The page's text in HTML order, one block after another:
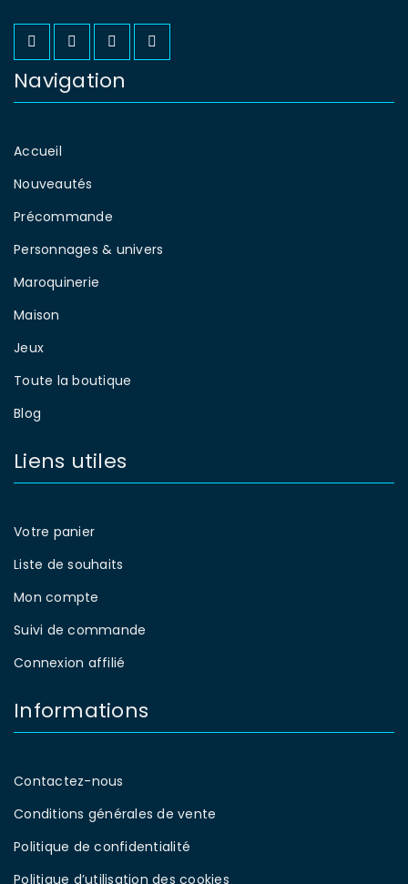
Navigation
Accueil
Nouveautés
Précommande
Personnages & univers
Maroquinerie
Maison
Jeux
Toute la boutique
Blog
Liens utiles
Votre panier
Liste de souhaits
Mon compte
Suivi de commande
Connexion affilié
Informations
Contactez-nous
Conditions générales de vente
Politique de confidentialité
Politique d’utilisation des cookies